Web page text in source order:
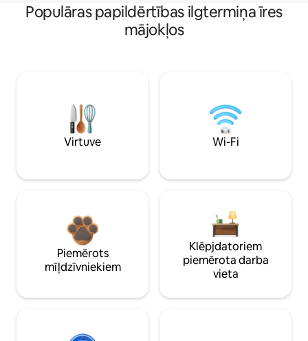
Populāras papildērtības ilgtermiņa īres
mājokļos
Virtuve Wi-Fi
Piemērots
mīļdzīvniekiem
Klēpjdatoriem
piemērota darba
vieta